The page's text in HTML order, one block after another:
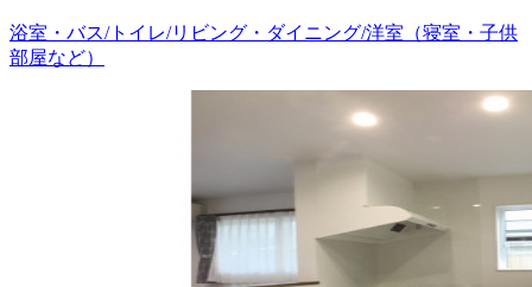
浴室・バス/トイレ/リビング・ダイニング/洋室（寝室・子供
部屋など）